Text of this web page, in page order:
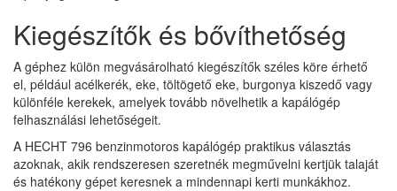
Kiegészítők és bővíthetőség
A géphez külön megvásárolható kiegészítők széles köre érhető
el, például acélkerék, eke, töltögető eke, burgonya kiszedő vagy
különféle kerekek, amelyek tovább növelhetik a kapálógép
felhasználási lehetőségeit.
A HECHT 796 benzinmotoros kapálógép praktikus választás
azoknak, akik rendszeresen szeretnék megművelni kertjük talaját
és hatékony gépet keresnek a mindennapi kerti munkákhoz.